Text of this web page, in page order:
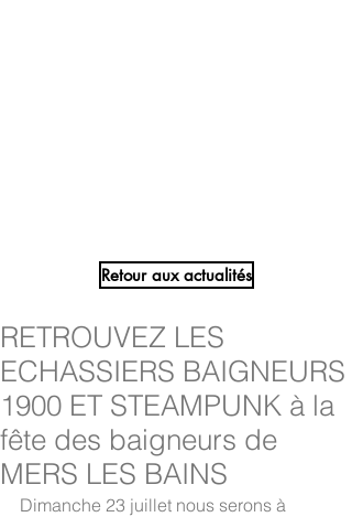
Retour aux actualités
RETROUVEZ LES
ECHASSIERS BAIGNEURS
1900 ET STEAMPUNK à la
fête des baigneurs de
MERS LES BAINS
Dimanche 23 juillet nous serons à